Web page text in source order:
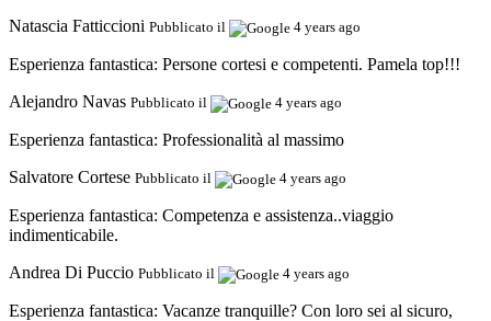
Natascia Fatticcioni Pubblicato il 4 years ago
Esperienza fantastica: Persone cortesi e competenti. Pamela top!!!
Alejandro Navas Pubblicato il 4 years ago
Esperienza fantastica: Professionalità al massimo
Salvatore Cortese Pubblicato il 4 years ago
Esperienza fantastica: Competenza e assistenza..viaggio
indimenticabile.
Andrea Di Puccio Pubblicato il 4 years ago
Esperienza fantastica: Vacanze tranquille? Con loro sei al sicuro,